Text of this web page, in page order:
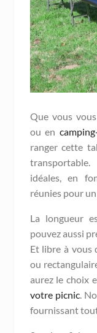
Que vous
ou en
ranger cette
idéales, en
réunies pour
La longueur
pouvez aussi
Et libre à vous
ou
aurez le choix
votre picnic.
fournissant